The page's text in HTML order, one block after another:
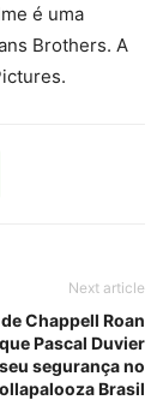
é uma
Brothers. A
Next article
Chappell Roan
Pascal Duvier
segurança no
Brasil